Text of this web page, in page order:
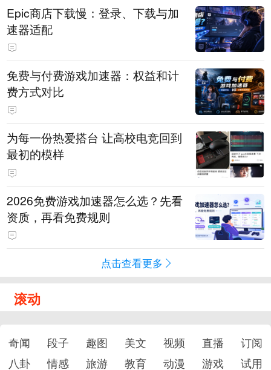
Epic商店下载慢：登录、下载与加
速器适配
免费与付费游戏加速器：权益和计
费方式对比
为每一份热爱搭台 让高校电竞回到
最初的模样
2026免费游戏加速器怎么选？先看
资质，再看免费规则
点击查看更多
滚动
奇闻 段子 趣图 美文 视频 直播
订阅
八卦
情感 旅游 教育 动漫 游戏 试用